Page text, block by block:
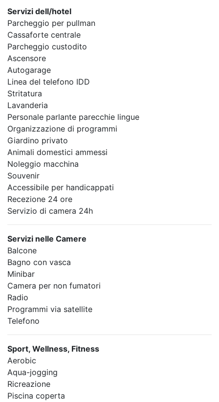
Servizi dell/hotel
Parcheggio per pullman
Cassaforte centrale
Parcheggio custodito
Ascensore
Autogarage
Linea del telefono IDD
Stritatura
Lavanderia
Personale parlante parecchie lingue
Organizzazione di programmi
Giardino privato
Animali domestici ammessi
Noleggio macchina
Souvenir
Accessibile per handicappati
Recezione 24 ore
Servizio di camera 24h
Servizi nelle Camere
Balcone
Bagno con vasca
Minibar
Camera per non fumatori
Radio
Programmi via satellite
Telefono
Sport, Wellness, Fitness
Aerobic
Aqua-jogging
Ricreazione
Piscina coperta